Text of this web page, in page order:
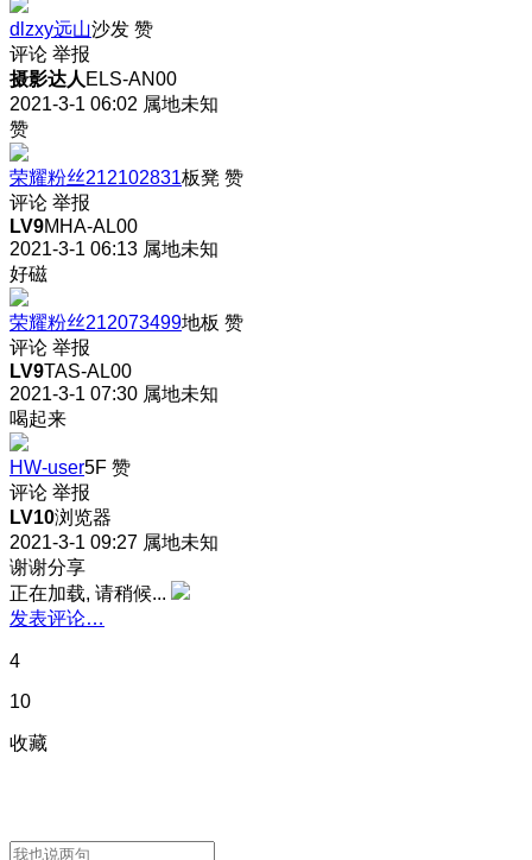
dlzxy远山沙发 赞
评论 举报
摄影达人 ELS-AN00
2021-3-1 06:02 属地未知
赞
荣耀粉丝212102831板凳 赞
评论 举报
LV9MHA-AL00
2021-3-1 06:13 属地未知
好磁
荣耀粉丝212073499地板 赞
评论 举报
LV9TAS-AL00
2021-3-1 07:30 属地未知
喝起来
HW-user5F 赞
评论 举报
LV10浏览器
2021-3-1 09:27 属地未知
谢谢分享
正在加载, 请稍候...
发表评论…
4
10
收藏